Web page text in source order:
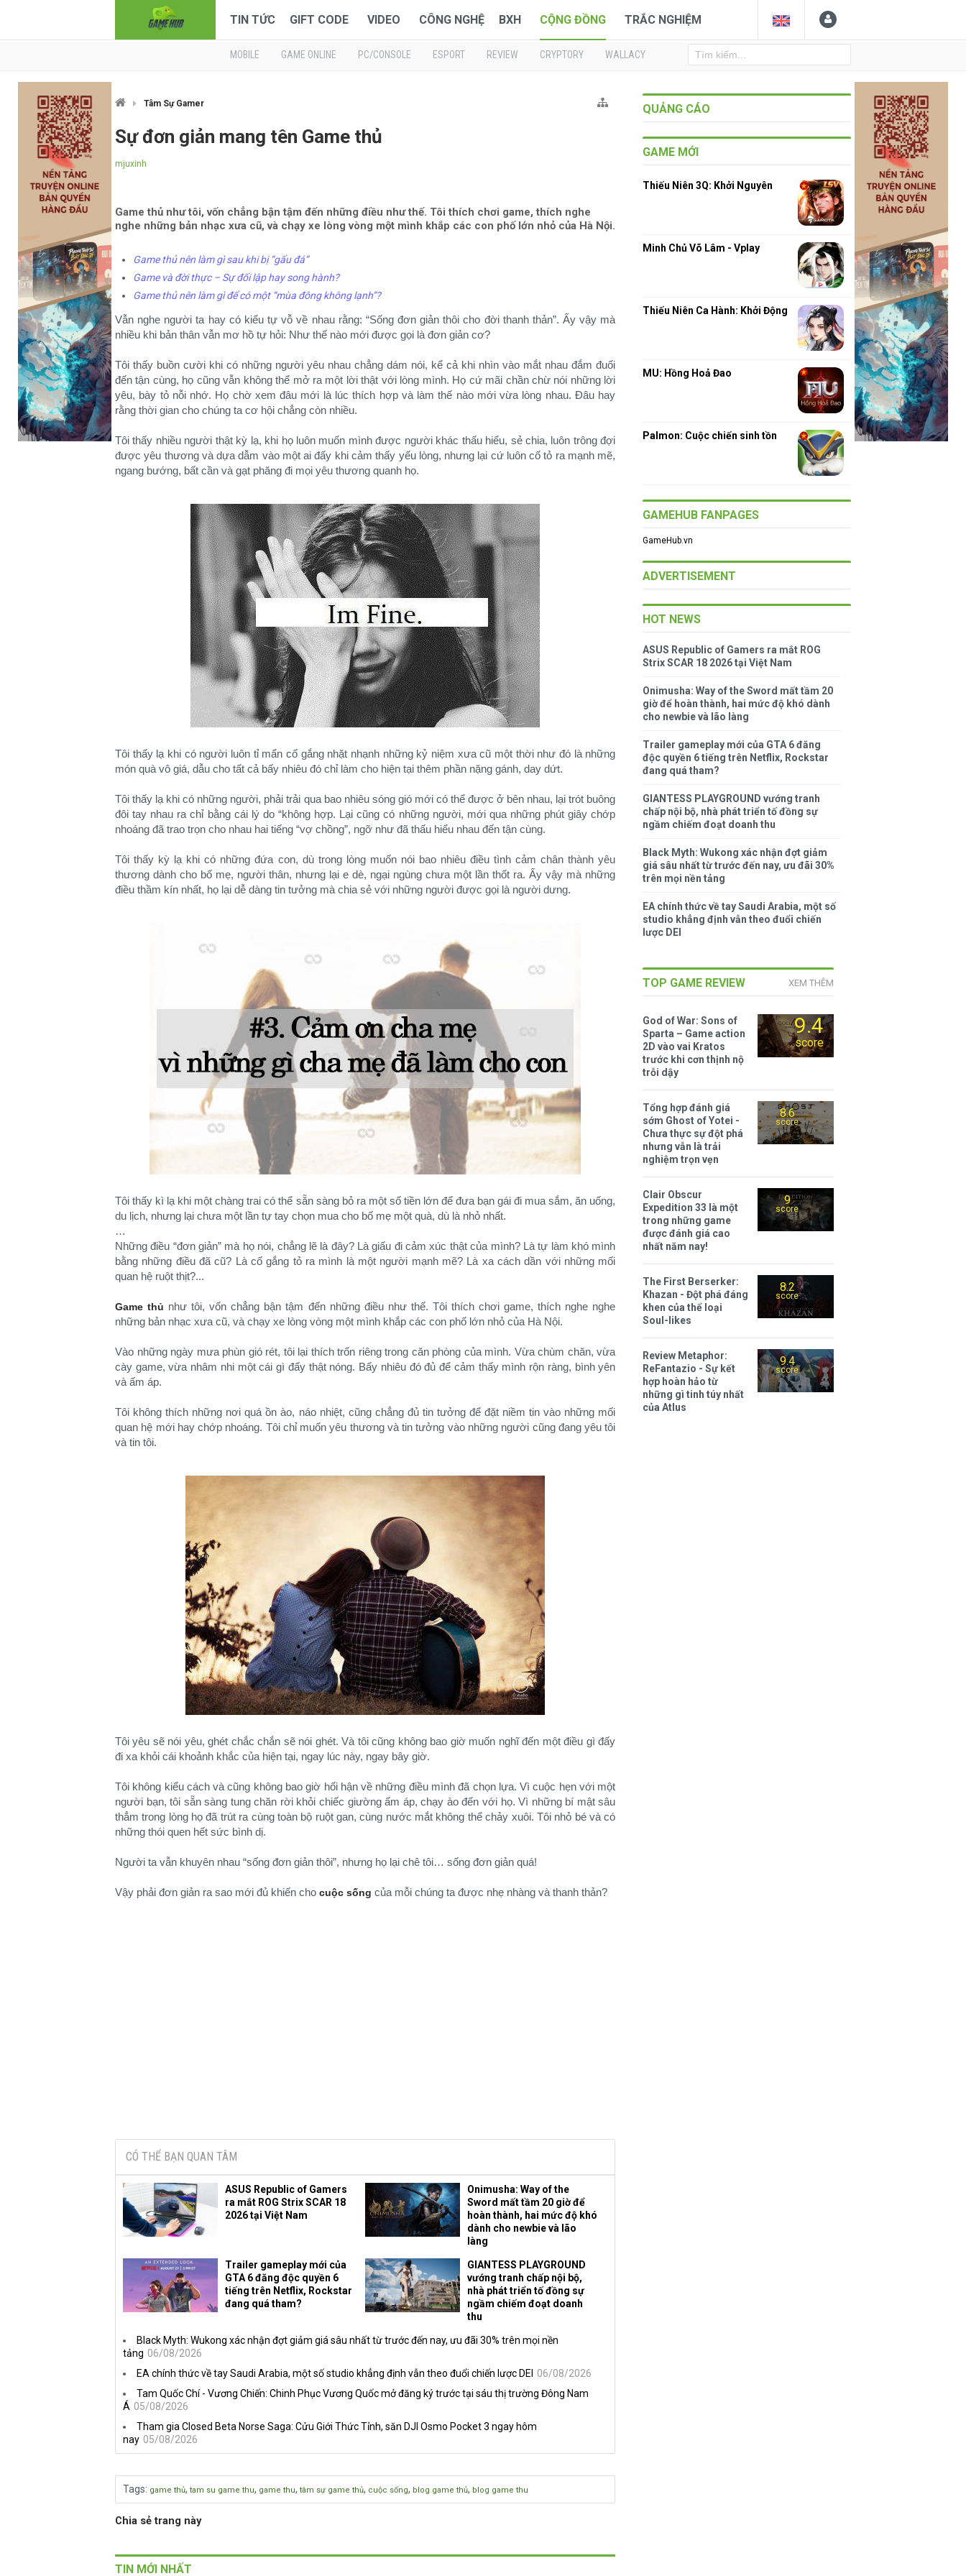
TIN TỨC GIFT CODE VIDEO CÔNG NGHỆ BXH CỘNG ĐỒNG TRẮC NGHIỆM
MOBILE GAME ONLINE PC/CONSOLE ESPORT REVIEW CRYPTORY WALLACY
Tâm Sự Gamer
Sự đơn giản mang tên Game thủ
mjuxinh
Game thủ như tôi, vốn chẳng bận tậm đến những điều như thế. Tôi thích chơi game, thích nghe
nghe những bản nhạc xưa cũ, và chạy xe lòng vòng một mình khắp các con phố lớn nhỏ của Hà Nội.
Game thủ nên làm gì sau khi bị “gấu đá”
Game và đời thực – Sự đối lập hay song hành?
Game thủ nên làm gì để có một “mùa đông không lạnh”?
Vẫn nghe người ta hay có kiểu tự vỗ về nhau rằng: “Sống đơn giản thôi cho đời thanh thản”. Ấy vậy mà
nhiều khi bản thân vẫn mơ hồ tự hỏi: Như thế nào mới được gọi là đơn giản cơ?
Tôi thấy buồn cười khi có những người yêu nhau chẳng dám nói, kể cả khi nhìn vào mắt nhau đắm đuối
đến tận cùng, họ cũng vẫn không thể mở ra một lời thật với lòng mình. Họ cứ mãi chần chừ nói những lời
yêu, bày tỏ nỗi nhớ. Họ chờ xem đâu mới là lúc thích hợp và làm thế nào mới vừa lòng nhau. Đâu hay
rằng thời gian cho chúng ta cơ hội chẳng còn nhiều.
Tôi thấy nhiều người thật kỳ lạ, khi họ luôn muốn mình được người khác thấu hiểu, sẻ chia, luôn trông đợi
được yêu thương và dựa dẫm vào một ai đấy khi cảm thấy yếu lòng, nhưng lại cứ luôn cố tỏ ra mạnh mẽ,
ngang bướng, bất cần và gạt phăng đi mọi yêu thương quanh họ.
Tôi thấy lạ khi có người luôn tỉ mẩn cố gắng nhặt nhạnh những kỷ niệm xưa cũ một thời như đó là những
món quà vô giá, dẫu cho tất cả bấy nhiêu đó chỉ làm cho hiện tại thêm phần nặng gánh, day dứt.
Tôi thấy lạ khi có những người, phải trải qua bao nhiêu sóng gió mới có thể được ở bên nhau, lại trót buông
đôi tay nhau ra chỉ bằng cái lý do “không hợp. Lại cũng có những người, mới qua những phút giây chớp
nhoáng đã trao trọn cho nhau hai tiếng “vợ chồng”, ngỡ như đã thấu hiểu nhau đến tận cùng.
Tôi thấy kỳ lạ khi có những đứa con, dù trong lòng muốn nói bao nhiêu điều tình cảm chân thành yêu
thương dành cho bố mẹ, người thân, nhưng lại e dè, ngại ngùng chưa một lần thốt ra. Ấy vậy mà những
điều thầm kín nhất, họ lại dễ dàng tin tưởng mà chia sẻ với những người được gọi là người dưng.
Tôi thấy kì lạ khi một chàng trai có thể sẵn sàng bỏ ra một số tiền lớn để đưa bạn gái đi mua sắm, ăn uống,
du lịch, nhưng lại chưa một lần tự tay chọn mua cho bố mẹ một quà, dù là nhỏ nhất.
…
Những điều “đơn giản” mà họ nói, chẳng lẽ là đây? Là giấu đi cảm xúc thật của mình? Là tự làm khó mình
bằng những điều đã cũ? Là cố gắng tỏ ra mình là một người mạnh mẽ? Là xa cách dần với những mối
quan hệ ruột thịt?...
Game thủ như tôi, vốn chẳng bận tậm đến những điều như thế. Tôi thích chơi game, thích nghe nghe
những bản nhạc xưa cũ, và chạy xe lòng vòng một mình khắp các con phố lớn nhỏ của Hà Nội.
Vào những ngày mưa phùn gió rét, tôi lại thích trốn riêng trong căn phòng của mình. Vừa chùm chăn, vừa
cày game, vừa nhâm nhi một cái gì đấy thật nóng. Bấy nhiêu đó đủ để cảm thấy mình rộn ràng, bình yên
và ấm áp.
Tôi không thích những nơi quá ồn ào, náo nhiệt, cũng chẳng đủ tin tưởng để đặt niềm tin vào những mối
quan hệ mới hay chớp nhoáng. Tôi chỉ muốn yêu thương và tin tưởng vào những người cũng đang yêu tôi
và tin tôi.
Tôi yêu sẽ nói yêu, ghét chắc chắn sẽ nói ghét. Và tôi cũng không bao giờ muốn nghĩ đến một điều gì đấy
đi xa khỏi cái khoảnh khắc của hiện tại, ngay lúc này, ngay bây giờ.
Tôi không kiểu cách và cũng không bao giờ hối hận về những điều mình đã chọn lựa. Vì cuộc hẹn với một
người bạn, tôi sẵn sàng tung chăn rời khỏi chiếc giường ấm áp, chạy ào đến với họ. Vì những bí mật sâu
thẳm trong lòng họ đã trút ra cùng toàn bộ ruột gan, cùng nước mắt không thể chảy xuôi. Tôi nhỏ bé và có
những thói quen hết sức bình dị.
Người ta vẫn khuyên nhau “sống đơn giản thôi”, nhưng họ lại chê tôi… sống đơn giản quá!
Vậy phải đơn giản ra sao mới đủ khiến cho cuộc sống của mỗi chúng ta được nhẹ nhàng và thanh thản?​
CÓ THỂ BẠN QUAN TÂM
ASUS Republic of Gamers
ra mắt ROG Strix SCAR 18
2026 tại Việt Nam
Onimusha: Way of the
Sword mất tầm 20 giờ để
hoàn thành, hai mức độ khó
dành cho newbie và lão
làng
Trailer gameplay mới của
GTA 6 đăng độc quyền 6
tiếng trên Netflix, Rockstar
đang quá tham?
GIANTESS PLAYGROUND
vướng tranh chấp nội bộ,
nhà phát triển tố đồng sự
ngầm chiếm đoạt doanh
thu
Black Myth: Wukong xác nhận đợt giảm giá sâu nhất từ trước đến nay, ưu đãi 30% trên mọi nền
tảng 06/08/2026
EA chính thức về tay Saudi Arabia, một số studio khẳng định vẫn theo đuổi chiến lược DEI
06/08/2026
Tam Quốc Chí - Vương Chiến: Chinh Phục Vương Quốc mở đăng ký trước tại sáu thị trường Đông Nam
Á 05/08/2026
Tham gia Closed Beta Norse Saga: Cửu Giới Thức Tỉnh, săn DJI Osmo Pocket 3 ngay hôm
nay 05/08/2026
Tags: game thủ, tam su game thu, game thu, tâm sự game thủ, cuộc sống, blog game thủ, blog game thu
Chia sẻ trang này
TIN MỚI NHẤT
QUẢNG CÁO
GAME MỚI
Thiếu Niên 3Q: Khởi Nguyên
Minh Chủ Võ Lâm - Vplay
Thiếu Niên Ca Hành: Khởi Động
MU: Hồng Hoả Đao
Palmon: Cuộc chiến sinh tồn
GAMEHUB FANPAGES
GameHub.vn
ADVERTISEMENT
HOT NEWS
ASUS Republic of Gamers ra mắt ROG
Strix SCAR 18 2026 tại Việt Nam
Onimusha: Way of the Sword mất tầm 20
giờ để hoàn thành, hai mức độ khó dành
cho newbie và lão làng
Trailer gameplay mới của GTA 6 đăng
độc quyền 6 tiếng trên Netflix, Rockstar
đang quá tham?
GIANTESS PLAYGROUND vướng tranh
chấp nội bộ, nhà phát triển tố đồng sự
ngầm chiếm đoạt doanh thu
Black Myth: Wukong xác nhận đợt giảm
giá sâu nhất từ trước đến nay, ưu đãi 30%
trên mọi nền tảng
EA chính thức về tay Saudi Arabia, một số
studio khẳng định vẫn theo đuổi chiến
lược DEI
TOP GAME REVIEW XEM THÊM
9.4
score
God of War: Sons of
Sparta – Game action
2D vào vai Kratos
trước khi cơn thịnh nộ
trỗi dậy
8.6
score
Tổng hợp đánh giá
sớm Ghost of Yotei -
Chưa thực sự đột phá
nhưng vẫn là trải
nghiệm trọn vẹn
9
score
Clair Obscur
Expedition 33 là một
trong những game
được đánh giá cao
nhất năm nay!
8.2
score
The First Berserker:
Khazan - Đột phá đáng
khen của thể loại
Soul-likes
9.4
score
Review Metaphor:
ReFantazio - Sự kết
hợp hoàn hảo từ
những gì tinh túy nhất
của Atlus